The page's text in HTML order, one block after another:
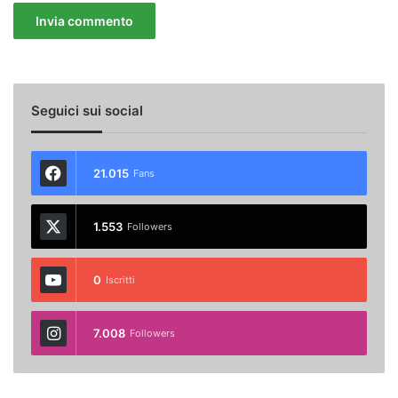
Seguici sui social
21.015 Fans
1.553 Followers
0 Iscritti
7.008 Followers